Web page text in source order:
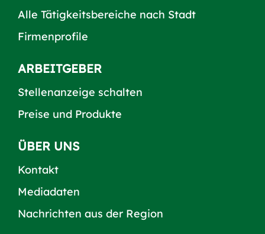
Alle Tätigkeitsbereiche nach Stadt
Firmenprofile
ARBEITGEBER
Stellenanzeige schalten
Preise und Produkte
ÜBER UNS
Kontakt
Mediadaten
Nachrichten aus der Region